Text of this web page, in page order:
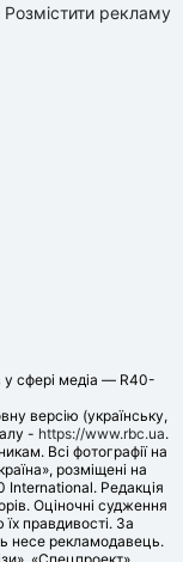
Розмістити рекламу
у сфері медіа — R40-
версію (українську,
- https://www.rbc.ua.
Всі фотографії на
розміщені на
International. Редакція
Оціночні судження
правдивості. За
несе рекламодавець.